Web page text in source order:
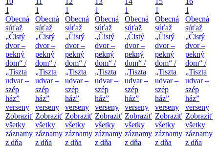
1
Obecná
súťaž
„Čistý
dvor –
pekný
dom“ /
„Tiszta
udvar –
szép
ház”
verseny
Zobraziť
všetky
záznamy
z dňa
1
Obecná
súťaž
„Čistý
dvor –
pekný
dom“ /
„Tiszta
udvar –
szép
ház”
verseny
Zobraziť
všetky
záznamy
z dňa
1
Obecná
súťaž
„Čistý
dvor –
pekný
dom“ /
„Tiszta
udvar –
szép
ház”
verseny
Zobraziť
všetky
záznamy
z dňa
1
Obecná
súťaž
„Čistý
dvor –
pekný
dom“ /
„Tiszta
udvar –
szép
ház”
verseny
Zobraziť
všetky
záznamy
z dňa
1
Obecná
súťaž
„Čistý
dvor –
pekný
dom“ /
„Tiszta
udvar –
szép
ház”
verseny
Zobraziť
všetky
záznamy
z dňa
1
Obecná
súťaž
„Čistý
dvor –
pekný
dom“ /
„Tiszta
udvar –
szép
ház”
verseny
Zobraziť
všetky
záznamy
z dňa
1
Obecná
súťaž
„Čistý
dvor –
pekný
dom“ /
„Tiszta
udvar –
szép
ház”
verseny
Zobraziť
všetky
záznamy
z dňa